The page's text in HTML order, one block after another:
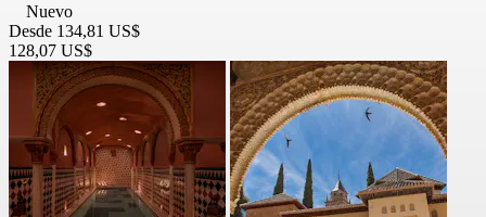
Nuevo
Desde 134,81 US$
128,07 US$